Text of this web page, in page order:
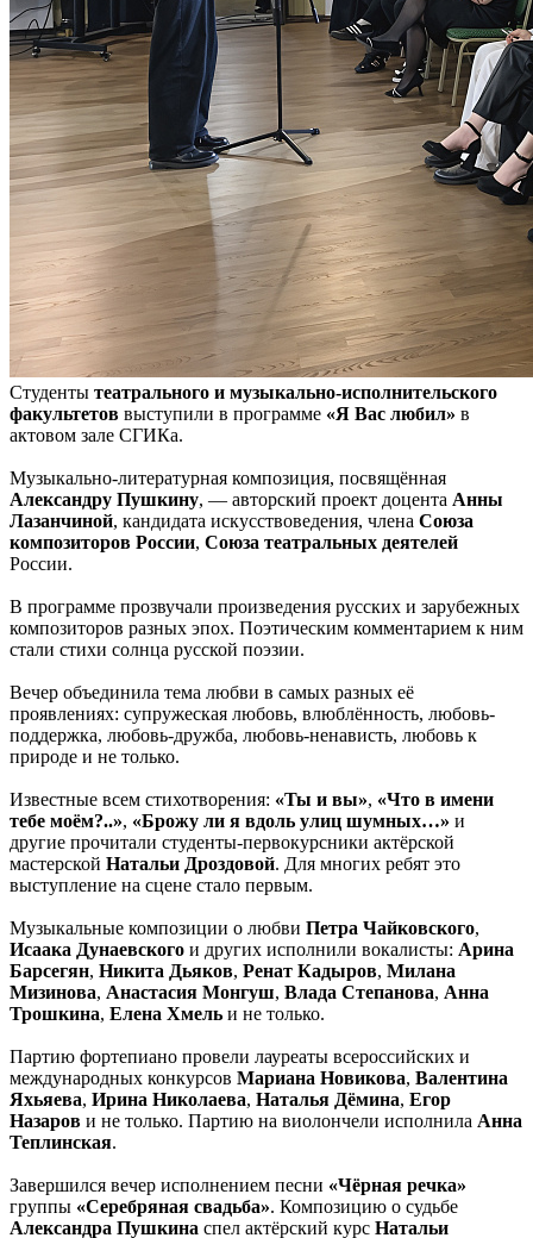
Студенты театрального и музыкально-исполнительского
факультетов выступили в программе «Я Вас любил» в
актовом зале СГИКа.
Музыкально-литературная композиция, посвящённая
Александру Пушкину, — авторский проект доцента Анны
Лазанчиной, кандидата искусствоведения, члена Союза
композиторов России, Союза театральных деятелей
России.
В программе прозвучали произведения русских и зарубежных
композиторов разных эпох. Поэтическим комментарием к ним
стали стихи солнца русской поэзии.
Вечер объединила тема любви в самых разных её
проявлениях: супружеская любовь, влюблённость, любовь-
поддержка, любовь-дружба, любовь-ненависть, любовь к
природе и не только.
Известные всем стихотворения: «Ты и вы», «Что в имени
тебе моём?..», «Брожу ли я вдоль улиц шумных…» и
другие прочитали студенты-первокурсники актёрской
мастерской Натальи Дроздовой. Для многих ребят это
выступление на сцене стало первым.
Музыкальные композиции о любви Петра Чайковского,
Исаака Дунаевского и других исполнили вокалисты: Арина
Барсегян, Никита Дьяков, Ренат Кадыров, Милана
Мизинова, Анастасия Монгуш, Влада Степанова, Анна
Трошкина, Елена Хмель и не только.
Партию фортепиано провели лауреаты всероссийских и
международных конкурсов Мариана Новикова, Валентина
Яхьяева, Ирина Николаева, Наталья Дёмина, Егор
Назаров и не только. Партию на виолончели исполнила Анна
Теплинская.
Завершился вечер исполнением песни «Чёрная речка»
группы «Серебряная свадьба». Композицию о судьбе
Александра Пушкина спел актёрский курс Натальи